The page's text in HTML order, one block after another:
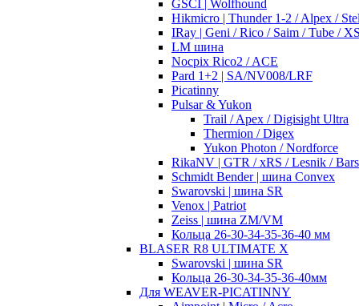
GSCI | Wolfhound
Hikmicro | Thunder 1-2 / Alpex /
IRay | Geni / Rico / Saim / Tube /
LM шина
Nocpix Rico2 / ACE
Pard 1+2 | SA/NV008/LRF
Picatinny
Pulsar & Yukon
Trail / Apex / Digisight Ultra
Thermion / Digex
Yukon Photon / Nordforce
RikaNV | GTR / xRS / Lesnik /
Schmidt Bender | шина Convex
Swarovski | шина SR
Venox | Patriot
Zeiss | шина ZM/VM
Кольца 26-30-34-35-36-40 мм
BLASER R8 ULTIMATE X
Swarovski | шина SR
Кольца 26-30-34-35-36-40мм
Для WEAVER-PICATINNY